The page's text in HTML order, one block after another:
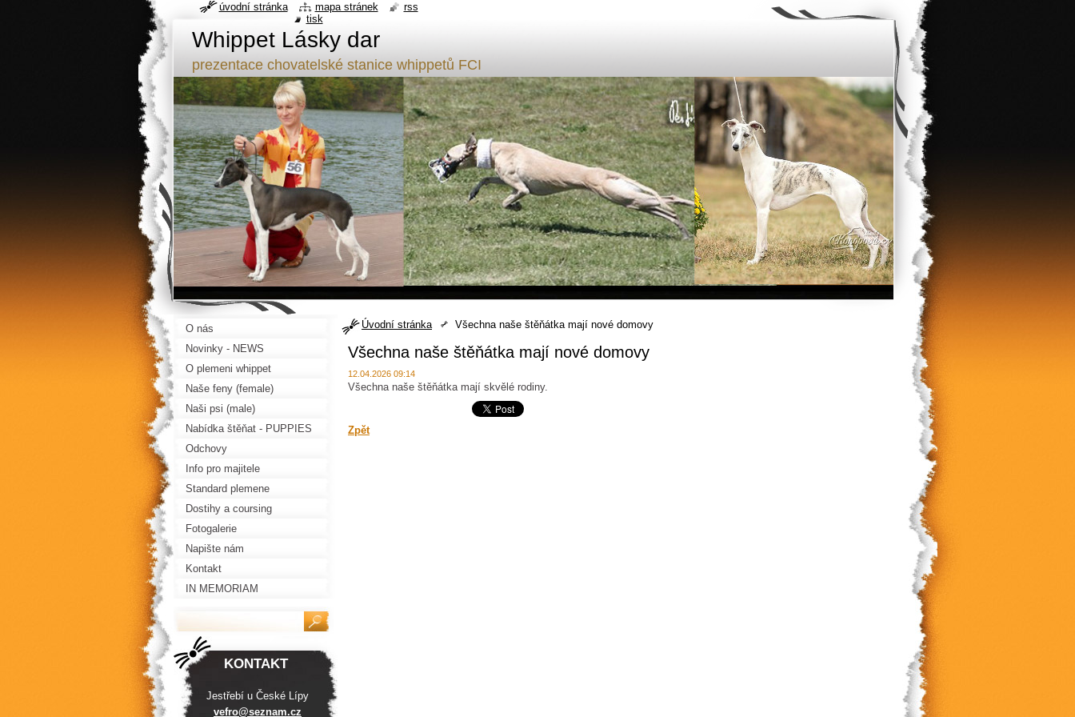
Whippet Lásky dar
prezentace chovatelské stanice whippetů FCI
Úvodní stránka Všechna naše štěňátka mají nové domovy
Všechna naše štěňátka mají nové domovy
12.04.2026 09:14
Všechna naše štěňátka mají skvělé rodiny.
Zpět
O nás
Novinky - NEWS
O plemeni whippet
Naše feny (female)
Naši psi (male)
Nabídka štěňat - PUPPIES
FOR SALE
Odchovy
Info pro majitele
Standard plemene
Dostihy a coursing
Fotogalerie
Napište nám
Kontakt
IN MEMORIAM
KONTAKT
Jestřebí u České Lípy
vefro@seznam.cz
úvodní stránka mapa stránek
rss
tisk